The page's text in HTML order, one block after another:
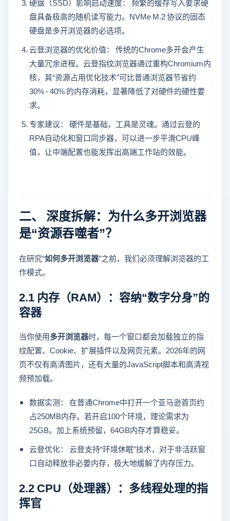
硬盘（SSD）影响启动速度： 频繁的缓存写入要求硬
盘具备极高的随机读写能力。NVMe M.2 协议的固态
硬盘是多开浏览器的必选项。
云登浏览器的优化价值： 传统的Chrome多开会产生
大量冗余进程。云登指纹浏览器通过重构Chromium内
核，其“资源占用优化技术”可比普通浏览器节省约
30% - 40% 的内存消耗，显著降低了对硬件的硬性要
求。
专家建议： 硬件是基础，工具是灵魂。通过云登的
RPA自动化和窗口同步器，可以进一步平滑CPU峰
值，让中端配置也能发挥出高端工作站的效能。
二、 深度拆解：为什么多开浏览器
是“资源吞噬者”？
在研究“如何多开浏览器”之前，我们必须理解浏览器的工
作模式。
2.1 内存（RAM）：容纳“数字分身”的
容器
当你使用多开浏览器时，每一个窗口都会加载独立的指
纹配置、Cookie、扩展插件以及网页元素。2026年的网
页不仅有高清图片，还有大量的JavaScript脚本和高清视
频预加载。
数据实测： 在普通Chrome中打开一个亚马逊首页约
占250MB内存。若开启100个环境，理论需求为
25GB。加上系统预留，64GB内存才算稳妥。
云登优化： 云登支持“环境休眠”技术，对于非活跃窗
口自动释放非必要内存，极大地缓解了内存压力。
2.2 CPU（处理器）：多线程处理的指
挥官